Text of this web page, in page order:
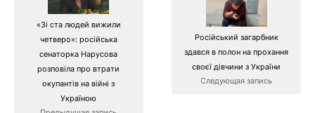
«Зі ста людей вижили
четверо»: російська
сенаторка Нарусова
розповіла про втрати
окупантів на війні з
Україною
Російський загарбник
здався в полон на прохання
своєї дівчини з України
Следующая запись